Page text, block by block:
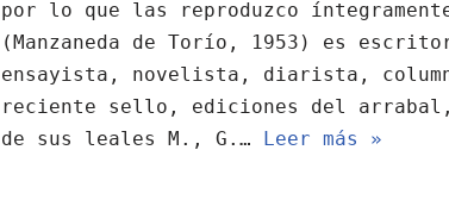
por lo que las reproduzco
(Manzaneda de Torío, 1953) es
ensayista, novelista, diarista,
reciente sello, ediciones del
de sus leales M., G.…
Leer más »